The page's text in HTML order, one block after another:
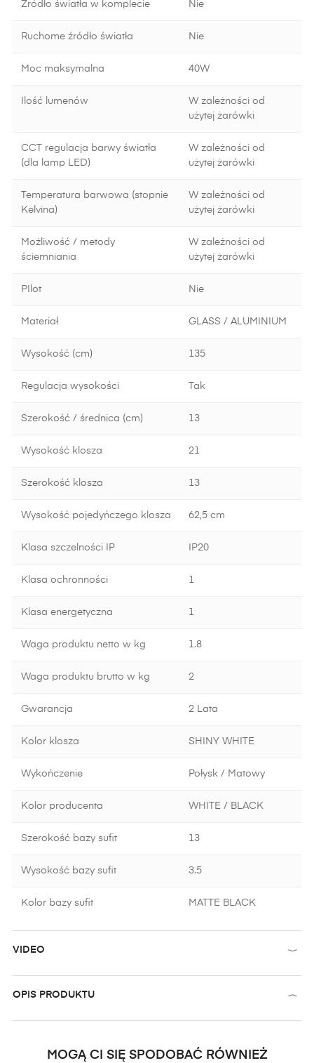
Źródło światła w komplecie Nie
Ruchome źródło światła Nie
Moc maksymalna 40W
Ilość lumenów
W zależności od
użytej żarówki
CCT regulacja barwy światła
(dla lamp LED)
W zależności od
użytej żarówki
Temperatura barwowa (stopnie
Kelvina)
W zależności od
użytej żarówki
Możliwość / metody
ściemniania
W zależności od
użytej żarówki
PIlot Nie
Materiał GLASS / ALUMINIUM
Wysokość (cm) 135
Regulacja wysokości Tak
Szerokość / średnica (cm) 13
Wysokość klosza 21
Szerokość klosza 13
Wysokość pojedyńczego klosza 62,5 cm
Klasa szczelności IP IP20
Klasa ochronności 1
Klasa energetyczna 1
Waga produktu netto w kg 1.8
Waga produktu brutto w kg 2
Gwarancja 2 Lata
Kolor klosza SHINY WHITE
Wykończenie Połysk / Matowy
Kolor producenta WHITE / BLACK
Szerokość bazy sufit 13
Wysokość bazy sufit 3.5
Kolor bazy sufit MATTE BLACK
VIDEO
OPIS PRODUKTU
MOGĄ CI SIĘ SPODOBAĆ RÓWNIEŻ